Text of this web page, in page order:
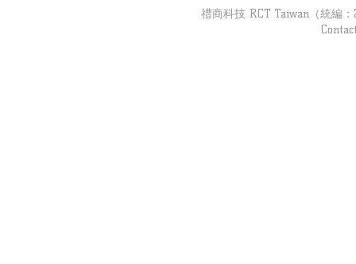
Blue Box
禮商科技 RCT Taiwan（統編